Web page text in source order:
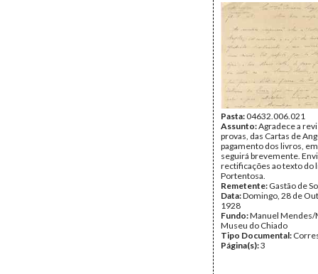
Pasta:04632.006.021
Assunto:Agradece a
provas, das Cartas de
pagamento dos livros,
seguirá brevemente.
rectificações ao texto do
Portentosa.
Remetente: Gastão de
Data:Domingo, 28 de
1928
Fundo:Manuel Mendes/
Museu do Chiado
Tipo Documental:
Página(s):3